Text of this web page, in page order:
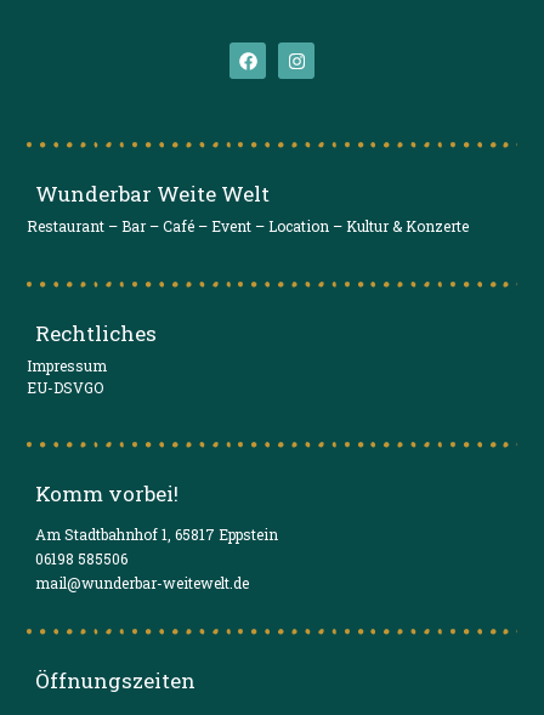
Wunderbar Weite Welt
Restaurant – Bar – Café – Event – Location – Kultur & Konzerte
Rechtliches
Impressum
EU-DSVGO
Komm vorbei!
Am Stadtbahnhof 1, 65817 Eppstein
06198 585506
mail@wunderbar-weitewelt.de
Öffnungszeiten